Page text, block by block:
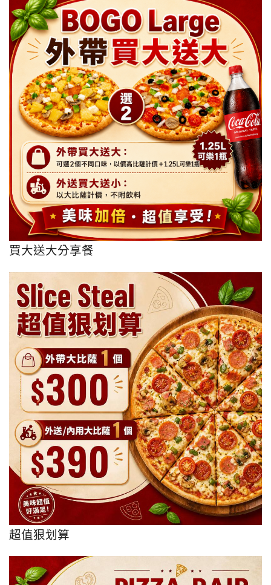
買大送大分享餐
超值狠划算